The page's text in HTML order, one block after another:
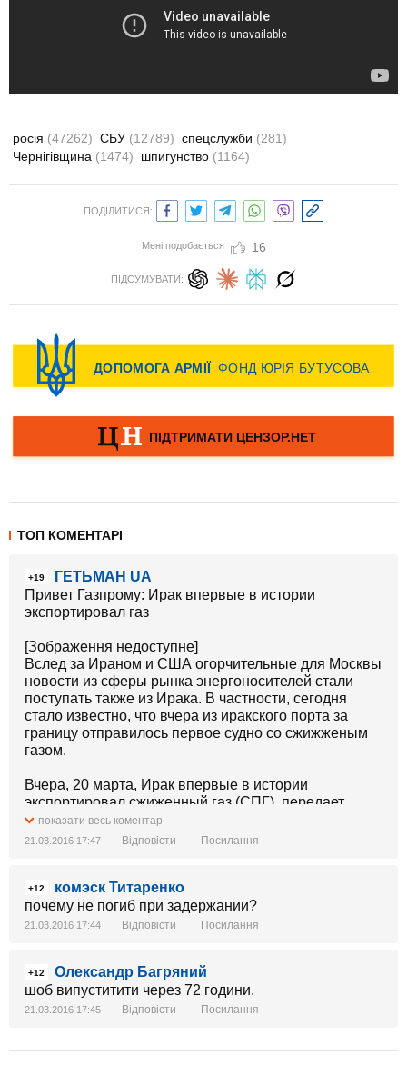
росія (47262) СБУ (12789) спецслужби (281)
Чернігівщина (1474) шпигунство (1164)
ПОДІЛИТИСЯ:
Мені подобається 16
ПІДСУМУВАТИ:
ТОП КОМЕНТАРІ
+19
ГЕТЬМАН UA
Привет Газпрому: Ирак впервые в истории
экспортировал газ
[Зображення недоступне]
Вслед за Ираном и США огорчительные для Москвы
новости из сферы рынка энергоносителей стали
поступать также из Ирака. В частности, сегодня
стало известно, что вчера из иракского порта за
границу отправилось первое судно со сжижженым
газом.
Вчера, 20 марта, Ирак впервые в истории
экспортировал сжиженный газ (СПГ), передает
Associated Press.
которого находится 10 тысяч куб футов (около 300
куб. м) газового конденсата, выдвинулось из порта
Умм-Каср на берегу Персидского залива.
отправленного газа, но добавил, что следующая
поставка СПГ из Ирака состоится в конце марта.
показати весь коментар
21.03.2016 17:47 Відповісти Посилання
+12
комэск Титаренко
почему не погиб при задержании?
21.03.2016 17:44 Відповісти Посилання
+12
Олександр Багряний
шоб випуститити через 72 години.
21.03.2016 17:45 Відповісти Посилання